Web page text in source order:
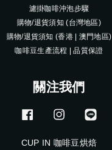
濾掛咖啡沖泡步驟
購物/退貨須知 (台灣地區)
購物/退貨須知 (香港 | 澳門地區)
咖啡豆生產流程 | 品質保證
關注我們
Facebook Instagram
CUP IN 咖啡豆烘焙